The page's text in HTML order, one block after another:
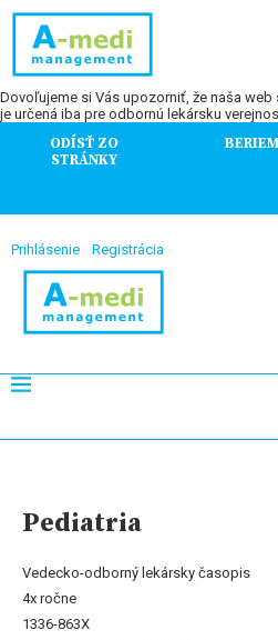
Dovoľujeme si Vás upozorniť, že naša web
je určená iba pre odbornú lekársku
ODÍSŤ ZO
STRÁNKY
Prihlásenie Registrácia
Pediatria
Vedecko-odborný lekársky časopis
4x ročne
1336-863X